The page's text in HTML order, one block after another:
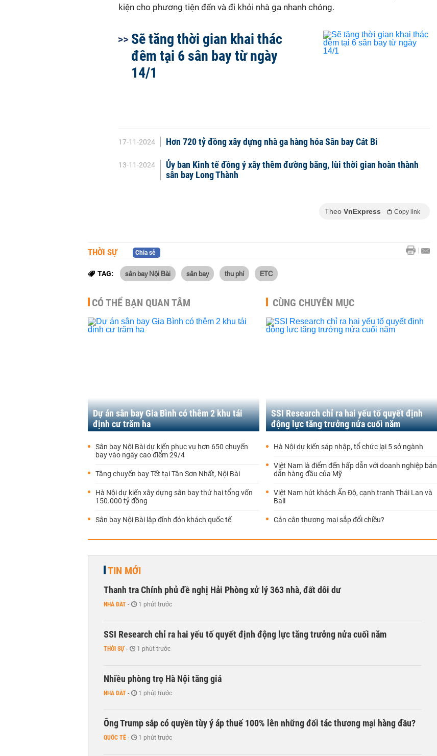
kiện cho phương tiện đến và đi khỏi nhà ga nhanh chóng.
Sẽ tăng thời gian khai thác
đêm tại 6 sân bay từ ngày
14/1
17-11-2024 Hơn 720 tỷ đồng xây dựng nhà ga hàng hóa Sân bay Cát Bi
13-11-2024
Ủy ban Kinh tế đồng ý xây thêm đường băng, lùi thời gian hoàn thành
sân bay Long Thành
Theo VnExpress Copy link
THỜI SỰ Chia sẻ
TAG: sân bay Nội Bài sân bay thu phí ETC
CÓ THỂ BẠN QUAN TÂM
Dự án sân bay Gia Bình có thêm 2 khu tái
định cư trăm ha
Sân bay Nội Bài dự kiến phục vụ hơn 650 chuyến
bay vào ngày cao điểm 29/4
Tăng chuyến bay Tết tại Tân Sơn Nhất, Nội Bài
Hà Nội dự kiến xây dựng sân bay thứ hai tổng vốn
150.000 tỷ đồng
Sân bay Nội Bài lập đỉnh đón khách quốc tế
CÙNG CHUYÊN MỤC
SSI Research chỉ ra hai yếu tố quyết định
động lực tăng trưởng nửa cuối năm
Hà Nội dự kiến sáp nhập, tổ chức lại 5 sở ngành
Việt Nam là điểm đến hấp dẫn với doanh nghiệp bán
dẫn hàng đầu của Mỹ
Việt Nam hút khách Ấn Độ, cạnh tranh Thái Lan và
Bali
Cán cân thương mại sắp đổi chiều?
TIN MỚI
Thanh tra Chính phủ đề nghị Hải Phòng xử lý 363 nhà, đất dôi dư
NHÀ ĐẤT - 1 phút trước
SSI Research chỉ ra hai yếu tố quyết định động lực tăng trưởng nửa cuối năm
THỜI SỰ - 1 phút trước
Nhiều phòng trọ Hà Nội tăng giá
NHÀ ĐẤT - 1 phút trước
Ông Trump sắp có quyền tùy ý áp thuế 100% lên những đối tác thương mại hàng đầu?
QUỐC TẾ - 1 phút trước